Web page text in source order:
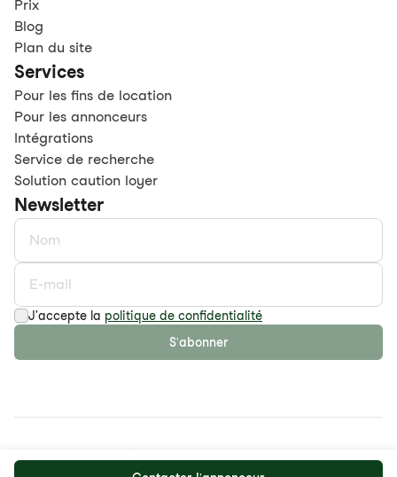
Prix
Blog
Plan du site
Services
Pour les fins de location
Pour les annonceurs
Intégrations
Service de recherche
Solution caution loyer
Newsletter
J'accepte la politique de confidentialité
S'abonner